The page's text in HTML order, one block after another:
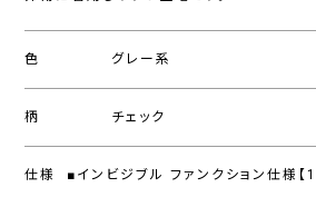
色 グレー系
柄 チェック
仕様 ■インビジブル ファンクション仕様【1